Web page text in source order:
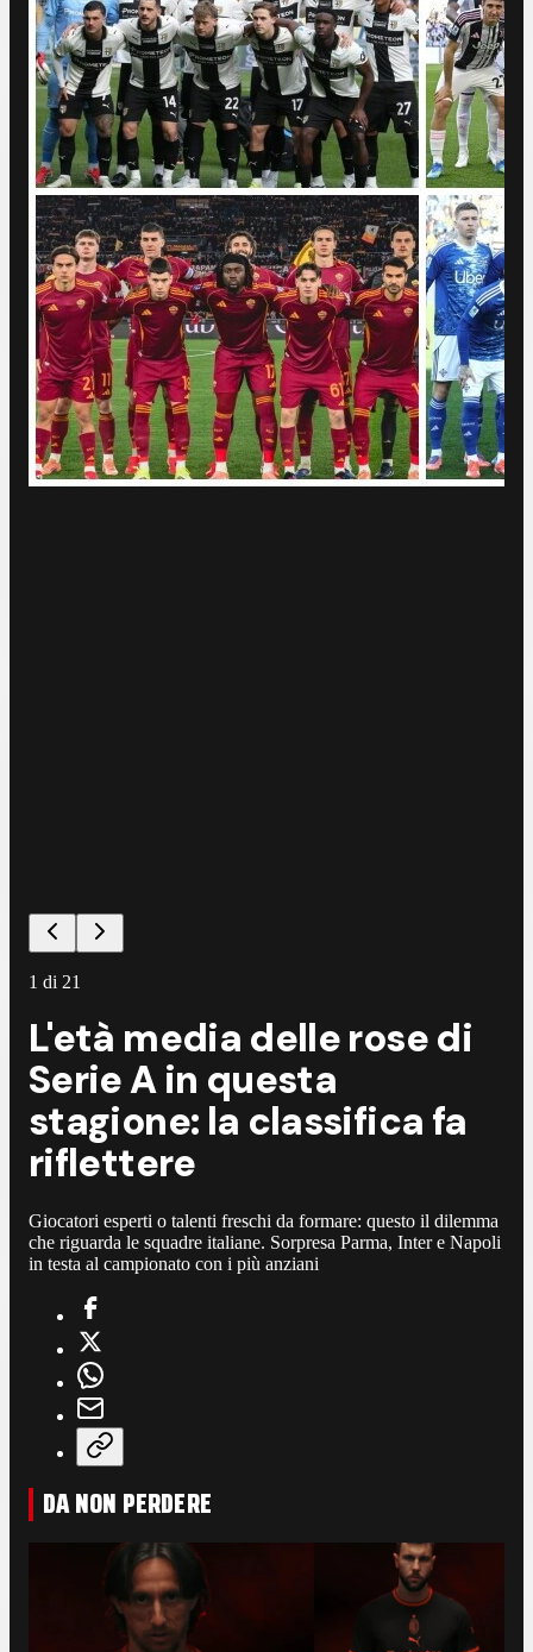
1 di 21
L'età media delle rose di
Serie A in questa
stagione: la classifica fa
riflettere
Giocatori esperti o talenti freschi da formare: questo il dilemma
che riguarda le squadre italiane. Sorpresa Parma, Inter e Napoli
in testa al campionato con i più anziani
DA NON PERDERE